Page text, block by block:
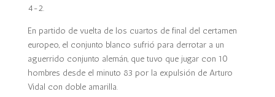
4-2.
En partido de vuelta de los cuartos de final del certamen
europeo, el conjunto blanco sufrió para derrotar a un
aguerrido conjunto alemán, que tuvo que jugar con 10
hombres desde el minuto 83 por la expulsión de Arturo
Vidal con doble amarilla.